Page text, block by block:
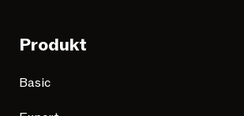
Produkt
Basic